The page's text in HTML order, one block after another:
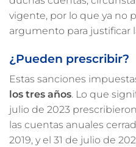
vigente, por lo que ya no
argumento para justificar
¿Pueden prescribir?
Estas sanciones
los tres años. Lo que
julio de 2023
las cuentas anuales
2019, y el 31 de julio de